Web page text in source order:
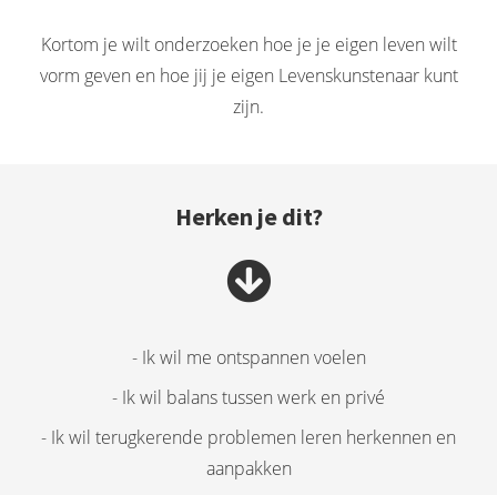
Kortom je wilt onderzoeken hoe je je eigen leven wilt
vorm geven en hoe jij je eigen Levenskunstenaar kunt
zijn.
Herken je dit?
- Ik wil me ontspannen voelen
- Ik wil balans tussen werk en privé
- Ik wil terugkerende problemen leren herkennen en
aanpakken